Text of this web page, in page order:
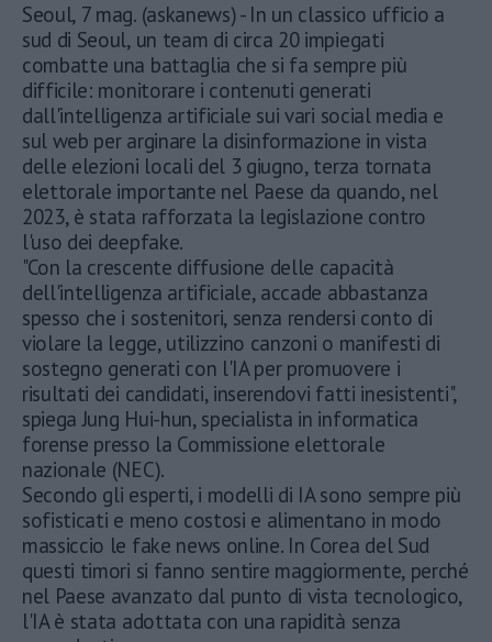
Seoul, 7 mag. (askanews) - In un classico ufficio a
sud di Seoul, un team di circa 20 impiegati
combatte una battaglia che si fa sempre più
difficile: monitorare i contenuti generati
dall'intelligenza artificiale sui vari social media e
sul web per arginare la disinformazione in vista
delle elezioni locali del 3 giugno, terza tornata
elettorale importante nel Paese da quando, nel
2023, è stata rafforzata la legislazione contro
l'uso dei deepfake.
"Con la crescente diffusione delle capacità
dell'intelligenza artificiale, accade abbastanza
spesso che i sostenitori, senza rendersi conto di
violare la legge, utilizzino canzoni o manifesti di
sostegno generati con l'IA per promuovere i
risultati dei candidati, inserendovi fatti inesistenti",
spiega Jung Hui-hun, specialista in informatica
forense presso la Commissione elettorale
nazionale (NEC).
Secondo gli esperti, i modelli di IA sono sempre più
sofisticati e meno costosi e alimentano in modo
massiccio le fake news online. In Corea del Sud
questi timori si fanno sentire maggiormente, perché
nel Paese avanzato dal punto di vista tecnologico,
l'IA è stata adottata con una rapidità senza